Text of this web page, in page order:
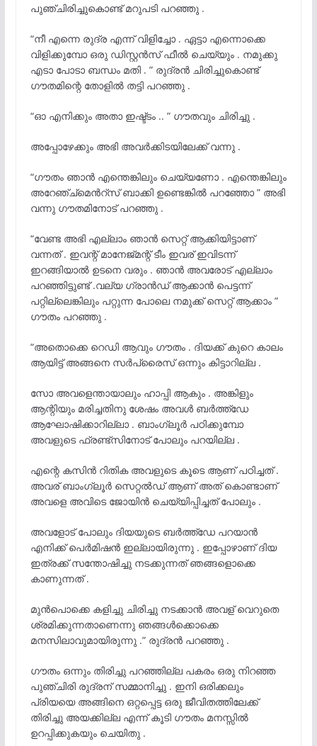
പുഞ്ചിരിച്ചുകൊണ്ട് മറുപടി പറഞ്ഞു .
“നീ എന്നെ രുദ്ര എന്ന് വിളിച്ചോ . ഏട്ടാ എന്നൊക്കെ
വിളിക്കുമ്പോ ഒരു ഡിസ്റ്റൻസ് ഫീൽ ചെയ്‌യും . നമുക്കു
എടാ പോടാ ബന്ധം മതി . ” രുദ്രൻ ചിരിച്ചുകൊണ്ട്
ഗൗതമിന്റെ തോളിൽ തട്ടി പറഞ്ഞു .
“ഓ എനിക്കും അതാ ഇഷ്ട്ടം .. ” ഗൗതവും ചിരിച്ചു .
അപ്പോഴേക്കും അഭി അവർക്കിടയിലേക്ക് വന്നു .
“ഗൗതം ഞാൻ എന്തെങ്കിലും ചെയ്യണോ . എന്തെങ്കിലും
അറേഞ്ച്മെൻറ്സ് ബാക്കി ഉണ്ടെങ്കിൽ പറഞ്ഞോ ” അഭി
വന്നു ഗൗതമിനോട് പറഞ്ഞു .
“വേണ്ട അഭി എല്ലാം ഞാൻ സെറ്റ് ആക്കിയിട്ടാണ്
വന്നത് . ഇവന്റ് മാനേജ്‌മന്റ് ടീം ഇവര് ഇവിടന്ന്
ഇറങ്ങിയാൽ ഉടനെ വരും . ഞാൻ അവരോട് എല്ലാം
പറഞ്ഞിട്ടുണ്ട് .വല്യ ഗ്രാൻഡ് ആക്കാൻ പെട്ടന്ന്
പറ്റില്ലെങ്കിലും പറ്റുന്ന പോലെ നമുക്ക് സെറ്റ് ആക്കാം ”
ഗൗതം പറഞ്ഞു .
“അതൊക്കെ റെഡി ആവും ഗൗതം . ദിയക്ക് കുറെ കാലം
ആയിട്ട് അങ്ങനെ സർപ്രൈസ് ഒന്നും കിട്ടാറില്ല .
സോ അവളെന്തായാലും ഹാപ്പി ആകും . അങ്കിളും
ആന്റിയും മരിച്ചതിനു ശേഷം അവൾ ബർത്ത്ഡേ
ആഘോഷിക്കാറില്ലാ . ബാംഗ്ലൂർ പഠിക്കുമ്പോ
അവളുടെ ഫ്രണ്ട്സിനോട് പോലും പറയില്ല .
എന്റെ കസിൻ റിതിക അവളുടെ കൂടെ ആണ് പഠിച്ചത് .
അവര് ബാംഗ്ലൂർ സെറ്റൽഡ് ആണ് അത് കൊണ്ടാണ്
അവളെ അവിടെ ജോയിൻ ചെയ്യിപ്പിച്ചത് പോലും .
അവളോട് പോലും ദിയയുടെ ബർത്ത്ഡേ പറയാൻ
എനിക്ക് പെർമിഷൻ ഇല്ലായിരുന്നു . ഇപ്പോഴാണ് ദിയ
ഇത്രക്ക് സന്തോഷിച്ചു നടക്കുന്നത് ഞങ്ങളൊക്കെ
കാണുന്നത് .
മുൻപൊക്കെ കളിച്ചു ചിരിച്ചു നടക്കാൻ അവള് വെറുതെ
ശ്രമിക്കുന്നതാണെന്നു ഞങ്ങൾക്കൊക്കെ
മനസിലാവുമായിരുന്നു .” രുദ്രൻ പറഞ്ഞു .
ഗൗതം ഒന്നും തിരിച്ചു പറഞ്ഞില്ല പകരം ഒരു നിറഞ്ഞ
പുഞ്ചിരി രുദ്രന് സമ്മാനിച്ചു . ഇനി ഒരിക്കലും
പ്രിയയെ അങ്ങിനെ ഒറ്റപ്പെട്ട ഒരു ജീവിതത്തിലേക്ക്
തിരിച്ചു അയക്കില്ല എന്ന് കൂടി ഗൗതം മനസ്സിൽ
ഉറപ്പിക്കുകയും ചെയിതു .